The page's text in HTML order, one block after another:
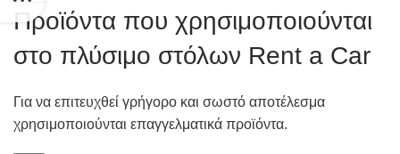
Προϊόντα που χρησιμοποιούνται
στο πλύσιμο στόλων Rent a Car
Για να επιτευχθεί γρήγορο και σωστό αποτέλεσμα
χρησιμοποιούνται επαγγελματικά προϊόντα.